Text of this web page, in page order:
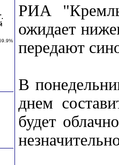
РИА
ожидает
передают
В
днем
будет